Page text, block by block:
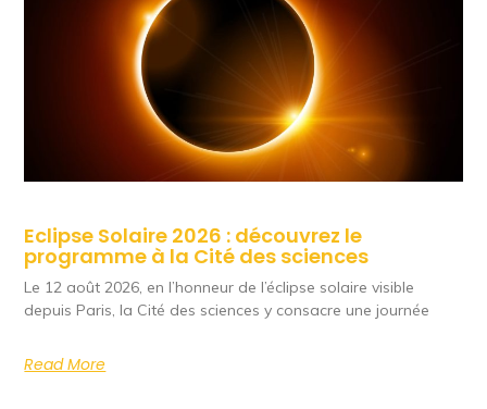
Eclipse Solaire 2026 : découvrez le
programme à la Cité des sciences
Le 12 août 2026, en l’honneur de l’éclipse solaire visible
depuis Paris, la Cité des sciences y consacre une journée
Read More